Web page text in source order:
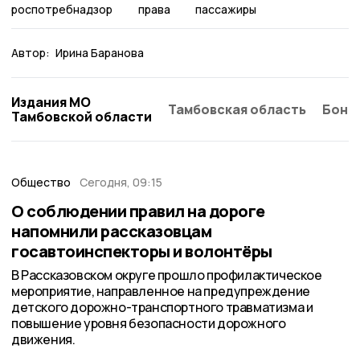
роспотребнадзор права пассажиры
Автор: Ирина Баранова
Издания МО
Тамбовской области
Тамбовская область
Общество Сегодня, 09:15
О соблюдении правил на дороге
напомнили рассказовцам
госавтоинспекторы и волонтёры
В Рассказовском округе прошло профилактическое
мероприятие, направленное на предупреждение
детского дорожно-транспортного травматизма и
повышение уровня безопасности дорожного
движения.